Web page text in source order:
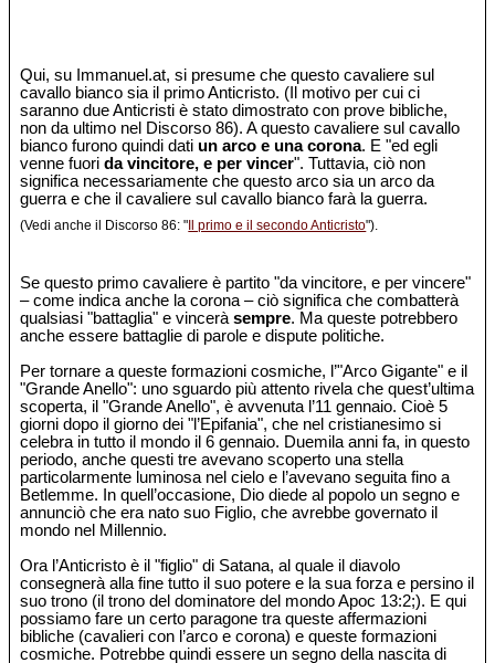
Qui, su Immanuel.at, si presume che questo cavaliere sul
cavallo bianco sia il primo Anticristo. (Il motivo per cui ci
saranno due Anticristi è stato dimostrato con prove bibliche,
non da ultimo nel Discorso 86). A questo cavaliere sul cavallo
bianco furono quindi dati un arco e una corona. E "ed egli
venne fuorida vincitore, e per vincer". Tuttavia, ciò non
significa necessariamente che questo arco sia un arco da
guerra e che il cavaliere sul cavallo bianco farà la guerra.
(Vedi anche il Discorso 86: " Il primo e il secondo Anticristo").
Se questo primo cavaliere è partito "da vincitore, e per vincere"
– come indica anche la corona – ciò significa che combatterà
qualsiasi "battaglia" e vinceràsempre. Ma queste potrebbero
anche essere battaglie di parole e dispute politiche.
Per tornare a queste formazioni cosmiche, l’"Arco Gigante" e il
"Grande Anello": uno sguardo più attento rivela che quest’ultima
scoperta, il "Grande Anello", è avvenuta l’11 gennaio. Cioè 5
giorni dopo il giorno dei "l’Epifania", che nel cristianesimo si
celebra in tutto il mondo il 6 gennaio. Duemila anni fa, in questo
periodo, anche questi tre avevano scoperto una stella
particolarmente luminosa nel cielo e l’avevano seguita fino a
Betlemme. In quell’occasione, Dio diede al popolo un segno e
annunciò che era nato suo Figlio, che avrebbe governato il
mondo nel Millennio.
Ora l’Anticristo è il "figlio" di Satana, al quale il diavolo
consegnerà alla fine tutto il suo potere e la sua forza e persino il
suo trono (il trono del dominatore del mondo Apoc 13:2;). E qui
possiamo fare un certo paragone tra queste affermazioni
bibliche (cavalieri con l’arco e corona) e queste formazioni
cosmiche. Potrebbe quindi essere un segno della nascita di